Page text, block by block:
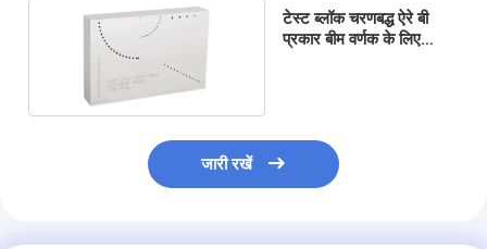
टेस्ट ब्लॉक चरणबद्ध ऐरे बी
प्रकार बीम वर्णक के लिए
जारी रखें